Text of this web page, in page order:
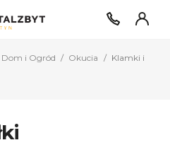
Dom i Ogród Okucia
Klamki i